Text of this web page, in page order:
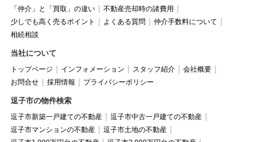
「仲介」と「買取」の違い
不動産売却時の諸費用
少しでも高く売るポイント
よくある質問
仲介手数料について
相続相談
当社について
トップページ インフォメーション スタッフ紹介
会社概要
お問合せ
採用情報 プライバシーポリシー
逗子市の物件検索
逗子市新築一戸建ての不動産
逗子市中古一戸建ての不動産
逗子市マンションの不動産
逗子市土地の不動産